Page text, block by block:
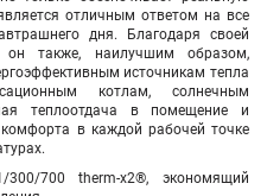
отличным ответом на все
дня. Благодаря своей
он также, наилучшим образом,
источникам тепла
котлам, солнечным
теплоотдача в помещение и
в каждой рабочей точке
700 therm-x2®, экономящий